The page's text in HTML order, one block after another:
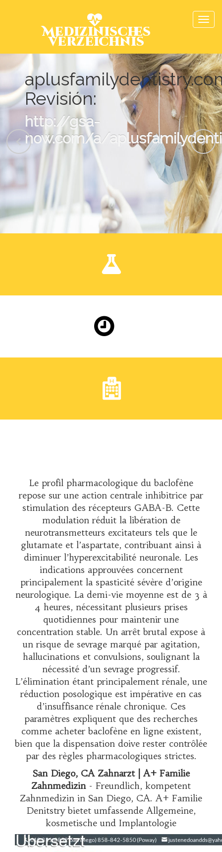
Medizinisches
Verzeichnis
Revisión:
http://gsa-
now.com/a/
Le profil pharmacologique du baclofène
repose sur une action centrale inhibitrice par
stimulation des récepteurs GABA-B. Cette
modulation réduit la libération de
neurotransmetteurs excitateurs tels que le
glutamate et l’aspartate, contribuant ainsi à
diminuer l’hyperexcitabilité neuronale. Les
indications approuvées concernent
principalement la spasticité sévère d’origine
neurologique. La demi-vie moyenne est de 3 à
4 heures, nécessitant plusieurs prises
quotidiennes pour maintenir une
concentration stable. Un arrêt brutal expose à
un risque de sevrage marqué par agitation,
hallucinations et convulsions, soulignant la
nécessité d’un sevrage progressif.
L’élimination étant principalement rénale, une
réduction posologique est impérative en cas
d’insuffisance rénale chronique. Ces
paramètres expliquent que des recherches
comme acheter baclofène en ligneexistent,
bien que la dispensation doive rester contrôlée
par des règles pharmacologiques strictes.
San Diego, CA Zahnarzt | A+ Familie
Zahnmedizin- Freundlich, kompetent
Zahnmedizin in San Diego, CA. A+ Familie
Denitstry bietet umfassende Allgemeine,
kosmetische und Implantologie